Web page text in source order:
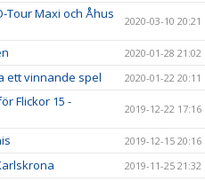
Tour Maxi och Åhus
2020-03-10 20:21
2020-01-28 21:02
ett vinnande spel 2020-01-22 20:11
Flickor 15 -
2019-12-22 17:16
2019-12-15 20:16
2019-11-25 21:32